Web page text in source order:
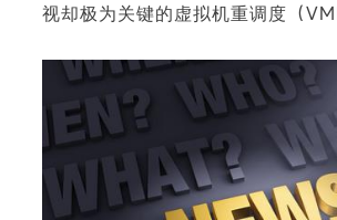
视却极为关键的虚拟机重调度（